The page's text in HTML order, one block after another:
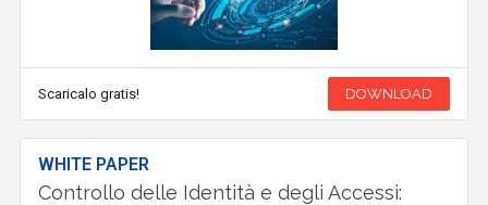
Scaricalo gratis! DOWNLOAD
WHITE PAPER
Controllo delle Identità e degli Accessi: